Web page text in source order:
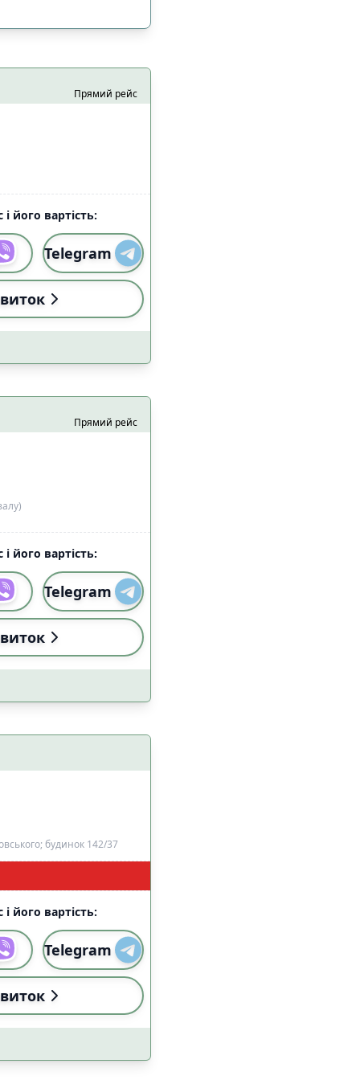
(18:00-22:59) 2
(18:00-22:59) 0
3
5
4
4
Starlink 5
Застосувати
Прямий рейс
його вартість:
Telegram
Прямий рейс
його вартість:
Telegram
будинок 142/37
його вартість:
Telegram